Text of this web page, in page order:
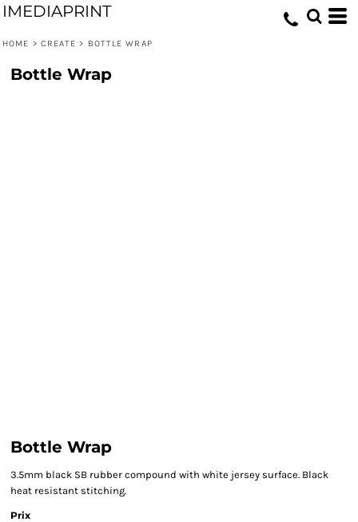
IMEDIAPRINT
HOME > CREATE > BOTTLE WRAP
Bottle Wrap
Bottle Wrap
3.5mm black SB rubber compound with white jersey surface. Black
heat resistant stitching.
Prix